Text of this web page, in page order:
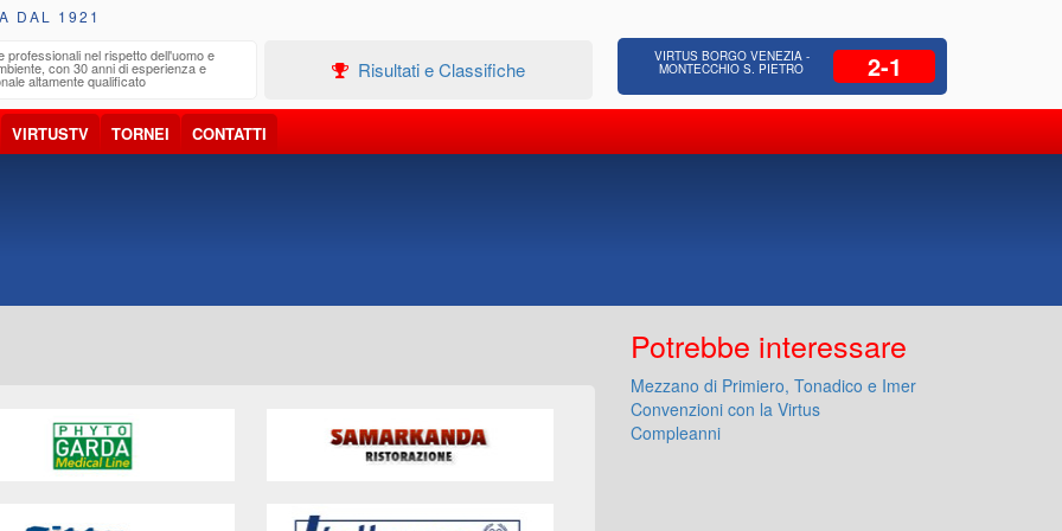
DAL 1921
professionali nel rispetto dell'uomo e
con 30 anni di esperienza e
altamente qualificato
Edilizia Residenziale, Opere pubbliche,
Progettazione Strade, Opere idrauliche, Bonifica
Risultati e Classifiche
VIRTUS BORGO VENEZIA -
MONTECCHIO S. PIETRO 2-1
VIRTUSTV TORNEI CONTATTI
Potrebbe interessare
Mezzano di Primiero, Tonadico e Imer
Convenzioni con la Virtus
Compleanni